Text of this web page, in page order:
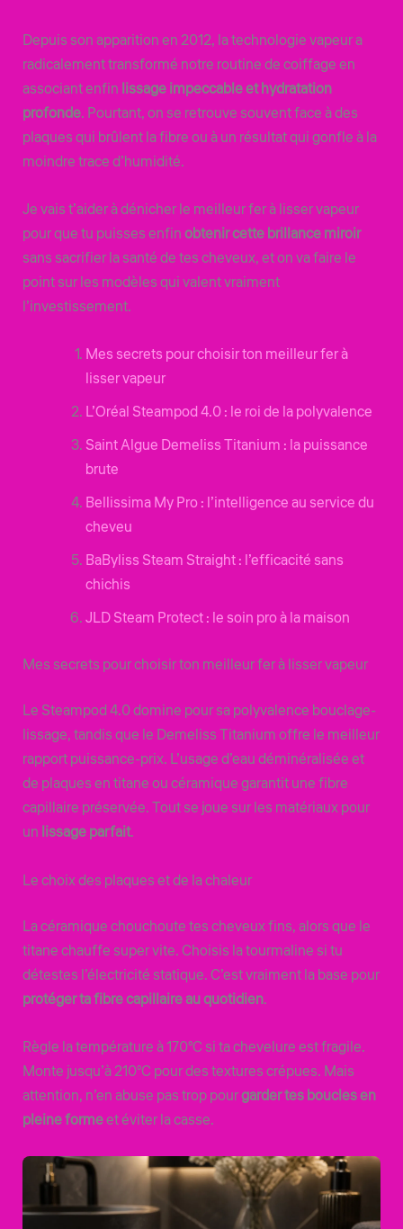
Depuis son apparition en 2012, la technologie vapeur a
radicalement transformé notre routine de coiffage en
associant enfin lissage impeccable et hydratation
profonde. Pourtant, on se retrouve souvent face à des
plaques qui brûlent la fibre ou à un résultat qui gonfle à la
moindre trace d’humidité.
Je vais t’aider à dénicher le meilleur fer à lisser vapeur
pour que tu puisses enfinobtenir cette brillance miroir
sans sacrifier la santé de tes cheveux, et on va faire le
point sur les modèles qui valent vraiment
l’investissement.
Mes secrets pour choisir ton meilleur fer à
lisser vapeur
L’Oréal Steampod 4.0 : le roi de la polyvalence
Saint Algue Demeliss Titanium : la puissance
brute
Bellissima My Pro : l’intelligence au service du
cheveu
BaByliss Steam Straight : l’efficacité sans
chichis
JLD Steam Protect : le soin pro à la maison
Mes secrets pour choisir ton meilleur fer à lisser vapeur
Le Steampod 4.0 domine pour sa polyvalence bouclage-
lissage, tandis que le Demeliss Titanium offre le meilleur
rapport puissance-prix. L’usage d’eau déminéralisée et
de plaques en titane ou céramique garantit une fibre
capillaire préservée. Tout se joue sur les matériaux pour
un lissage parfait.
Le choix des plaques et de la chaleur
La céramique chouchoute tes cheveux fins, alors que le
titane chauffe super vite. Choisis la tourmaline si tu
détestes l’électricité statique. C’est vraiment la base pour
protéger ta fibre capillaire au quotidien.
Règle la température à 170°C si ta chevelure est fragile.
Monte jusqu’à 210°C pour des textures crépues. Mais
attention, n’en abuse pas trop pourgarder tes boucles en
pleine formeet éviter la casse.